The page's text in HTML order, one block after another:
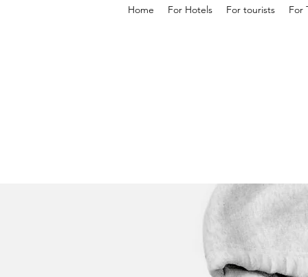
Home For Hotels For tourists For